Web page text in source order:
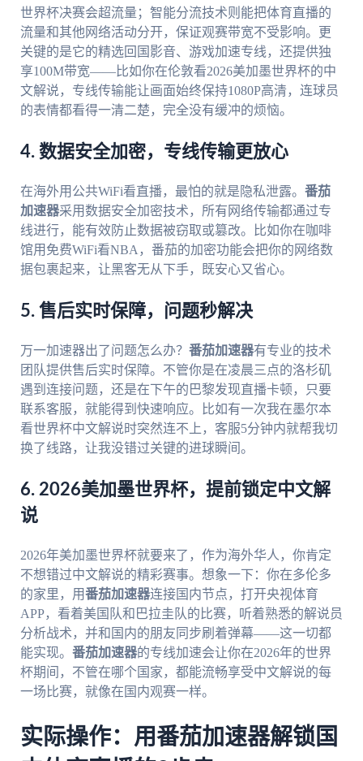
世界杯决赛会超流量；智能分流技术则能把体育直播的
流量和其他网络活动分开，保证观赛带宽不受影响。更
关键的是它的精选回国影音、游戏加速专线，还提供独
享100M带宽——比如你在伦敦看2026美加墨世界杯的中
文解说，专线传输能让画面始终保持1080P高清，连球员
的表情都看得一清二楚，完全没有缓冲的烦恼。
4. 数据安全加密，专线传输更放心
在海外用公共WiFi看直播，最怕的就是隐私泄露。 番茄
加速器采用数据安全加密技术，所有网络传输都通过专
线进行，能有效防止数据被窃取或篡改。比如你在咖啡
馆用免费WiFi看NBA，番茄的加密功能会把你的网络数
据包裹起来，让黑客无从下手，既安心又省心。
5. 售后实时保障，问题秒解决
万一加速器出了问题怎么办？ 番茄加速器有专业的技术
团队提供售后实时保障。不管你是在凌晨三点的洛杉矶
遇到连接问题，还是在下午的巴黎发现直播卡顿，只要
联系客服，就能得到快速响应。比如有一次我在墨尔本
看世界杯中文解说时突然连不上，客服5分钟内就帮我切
换了线路，让我没错过关键的进球瞬间。
6. 2026美加墨世界杯，提前锁定中文解
说
2026年美加墨世界杯就要来了，作为海外华人，你肯定
不想错过中文解说的精彩赛事。想象一下：你在多伦多
的家里，用番茄加速器连接国内节点，打开央视体育
APP，看着美国队和巴拉圭队的比赛，听着熟悉的解说员
分析战术，并和国内的朋友同步刷着弹幕——这一切都
能实现。 番茄加速器的专线加速会让你在2026年的世界
杯期间，不管在哪个国家，都能流畅享受中文解说的每
一场比赛，就像在国内观赛一样。
实际操作：用番茄加速器解锁国